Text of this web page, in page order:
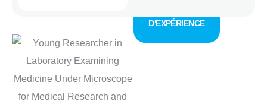
D'EXPÉRIENCE